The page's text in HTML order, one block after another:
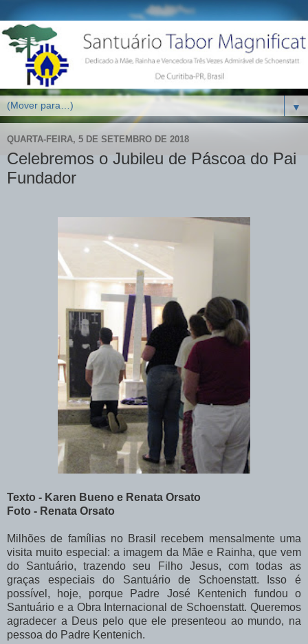
▼
QUARTA-FEIRA, 5 DE SETEMBRO DE 2018
Celebremos o Jubileu de Páscoa do Pai
Fundador
Texto - Karen Bueno e Renata Orsato
Foto - Renata Orsato
Milhões de famílias no Brasil recebem mensalmente uma
visita muito especial: a imagem da Mãe e Rainha, que vem
do Santuário, trazendo seu Filho Jesus, com todas as
graças especiais do Santuário de Schoenstatt. Isso é
possível, hoje, porque Padre José Kentenich fundou o
Santuário e a Obra Internacional de Schoenstatt. Queremos
agradecer a Deus pelo que ele presenteou ao mundo, na
pessoa do Padre Kentenich.